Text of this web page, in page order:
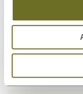
Wandspiegel
Wildeiche Hell